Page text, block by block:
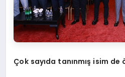
Çok sayıda tanınmış isim de